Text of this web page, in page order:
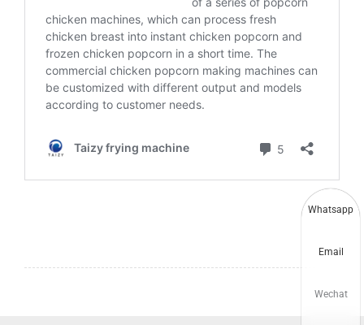
Whatsapp
Email
Wechat